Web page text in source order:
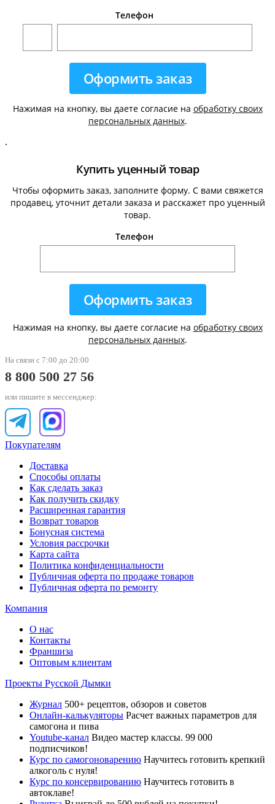
Телефон
Нажимая на кнопку, вы даете согласие на обработку своих
персональных данных.
.
Купить уценный товар
Чтобы оформить заказ, заполните форму. С вами свяжется
продавец, уточнит детали заказа и расскажет про уценный
товар.
Телефон
Нажимая на кнопку, вы даете согласие на обработку своих
персональных данных.
На связи с 7:00 до 20:00
8 800 500 27 56
или пишите в мессенджер:
Покупателям
Доставка
Способы оплаты
Как сделать заказ
Как получить скидку
Расширенная гарантия
Возврат товаров
Бонусная система
Условия рассрочки
Карта сайта
Политика конфиденциальности
Публичная оферта по продаже товаров
Публичная оферта по ремонту
Компания
О нас
Контакты
Франшиза
Оптовым клиентам
Проекты Русской Дымки
Журнал 500+ рецептов, обзоров и советов
Онлайн-калькуляторы Расчет важных параметров для
самогона и пива
Youtube-канал Видео мастер классы. 99 000
подписчиков!
Курс по самогоноварению Научитесь готовить крепкий
алкоголь с нуля!
Курс по консервированию Научитесь готовить в
автоклаве!